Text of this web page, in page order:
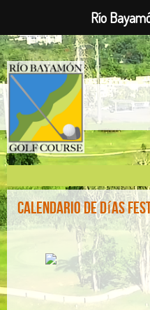
Calendario de Días
Río